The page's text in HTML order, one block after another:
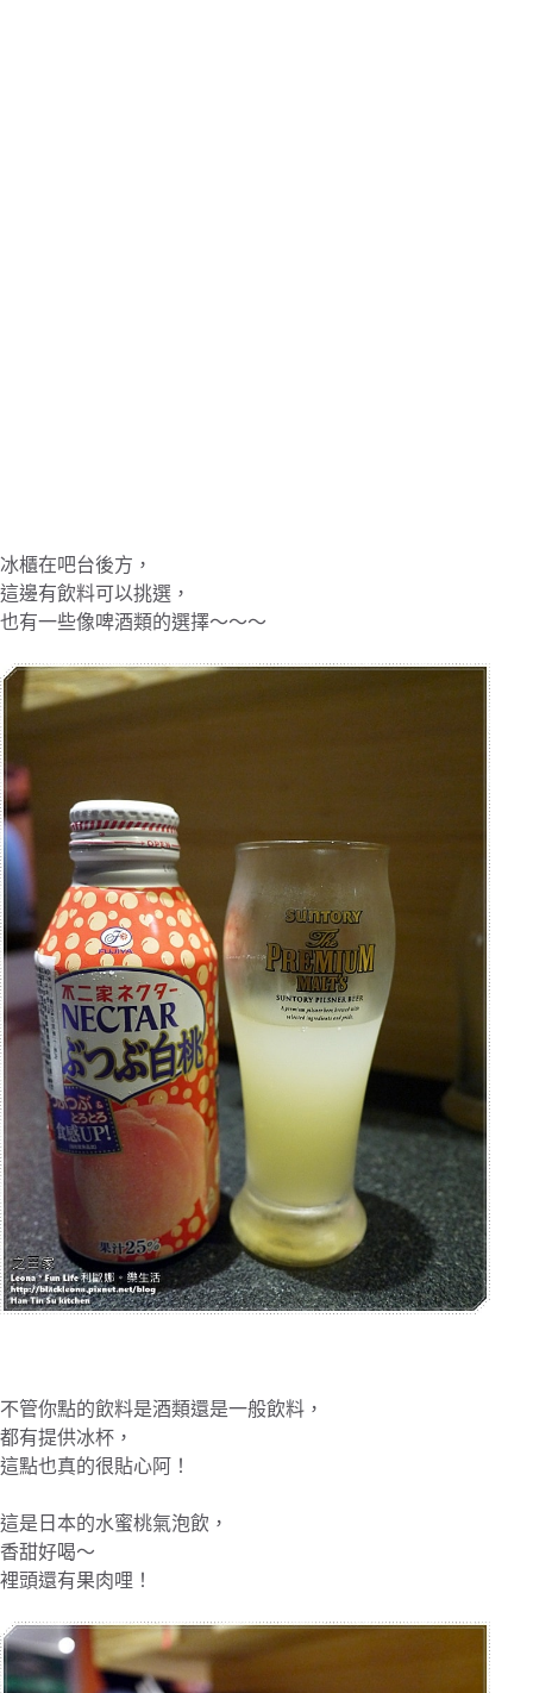
冰櫃在吧台後方，
這邊有飲料可以挑選，
也有一些像啤酒類的選擇～～～
不管你點的飲料是酒類還是一般飲料，
都有提供冰杯，
這點也真的很貼心阿！
這是日本的水蜜桃氣泡飲，
香甜好喝～
裡頭還有果肉哩！